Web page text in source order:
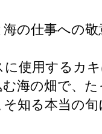
の仕事への
使用するカキ
海の畑で、
知る本当の